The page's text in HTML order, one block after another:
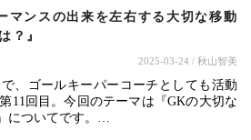
マンスの出来を左右する大切な移動
？』
2025-03-24 / 秋山智美
、ゴールキーパーコーチとしても活動
11回目。今回のテーマは『GKの大切な
についてです。…